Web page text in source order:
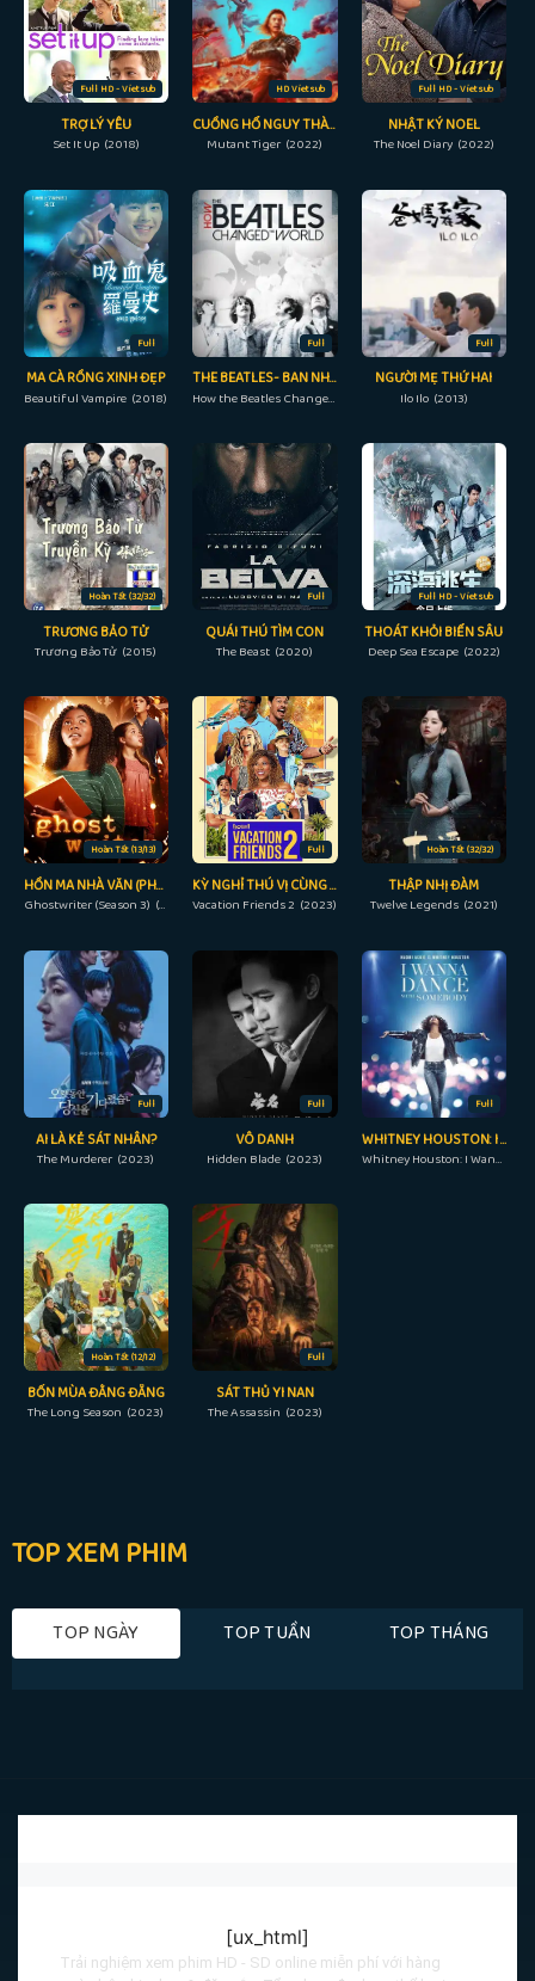
Full HD - Vietsub
TRỢ LÝ YÊU
Set It Up (2018)
HD Vietsub
CUỒNG HỔ NGUY THÀNH
Mutant Tiger (2022)
Full HD - Vietsub
NHẬT KÝ NOEL
The Noel Diary (2022)
Full
MA CÀ RỒNG XINH ĐẸP
Beautiful Vampire (2018)
Full
THE BEATLES- BAN NHẠC THAY ĐỔI THẾ GIỚI
How the Beatles Changed the World (2017)
Full
NGƯỜI MẸ THỨ HAI
Ilo Ilo (2013)
Hoàn Tất (32/32)
TRƯƠNG BẢO TỬ
Trương Bảo Tử (2015)
Full
QUÁI THÚ TÌM CON
The Beast (2020)
Full HD - Vietsub
THOÁT KHỎI BIỂN SÂU
Deep Sea Escape (2022)
Hoàn Tất (13/13)
HỒN MA NHÀ VĂN (PHẦN 3)
Ghostwriter (Season 3) (2022)
Full
KỲ NGHỈ THÚ VỊ CÙNG BẠN BÈ 2
Vacation Friends 2 (2023)
Hoàn Tất (32/32)
THẬP NHỊ ĐÀM
Twelve Legends (2021)
Full
AI LÀ KẺ SÁT NHÂN?
The Murderer (2023)
Full
VÔ DANH
Hidden Blade (2023)
Full
WHITNEY HOUSTON: I WANNA DANCE WITH SOMEBODY
Whitney Houston: I Wanna Dance with Somebody (2022)
Hoàn Tất (12/12)
BỐN MÙA ĐẰNG ĐẴNG
The Long Season (2023)
Full
SÁT THỦ YI NAN
The Assassin (2023)
TOP XEM PHIM
TOP NGÀY TOP TUẦN TOP THÁNG